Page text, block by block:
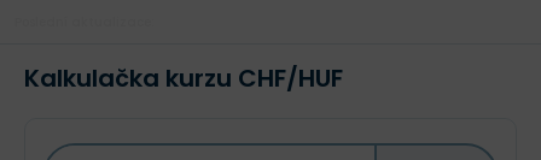
Kalkulačka kurzu CHF/HUF